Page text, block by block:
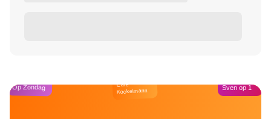
Op Zondag Café
Kockelmann Sven op 1